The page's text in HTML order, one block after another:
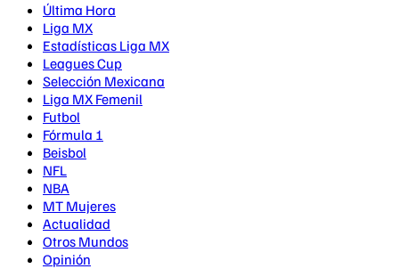
Última Hora
Liga MX
Estadísticas Liga MX
Leagues Cup
Selección Mexicana
Liga MX Femenil
Futbol
Fórmula 1
Beisbol
NFL
NBA
MT Mujeres
Actualidad
Otros Mundos
Opinión